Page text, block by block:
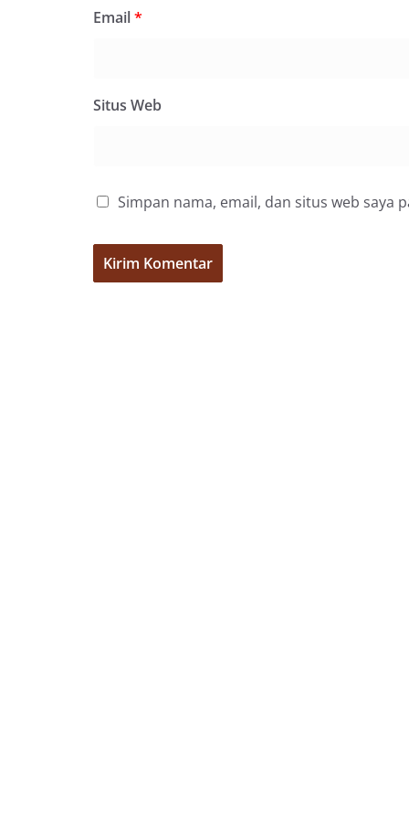
Email*
Situs Web
Simpan nama, email, dan situs web